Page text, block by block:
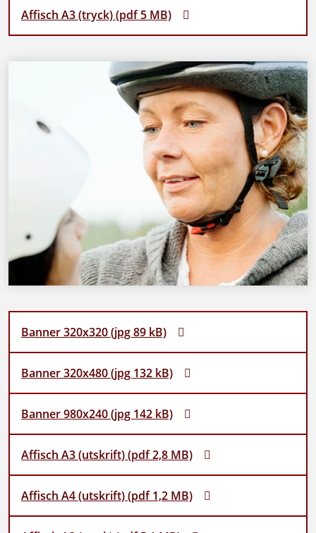
Affisch A3 (tryck) (pdf 5 MB)
Banner 320x320 (jpg 89 kB)
Banner 320x480 (jpg 132 kB)
Banner 980x240 (jpg 142 kB)
Affisch A3 (utskrift) (pdf 2,8 MB)
Affisch A4 (utskrift) (pdf 1,2 MB)